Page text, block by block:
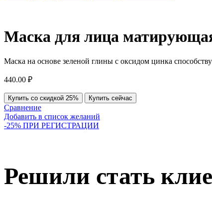
Маска для лица
Маска на основе зеленой глины с оксидом цинка
440.00 ₽
Купить со скидкой 25% Купить сейчас
Сравнение
Добавить в список желаний
-25% ПРИ РЕГИСТРАЦИИ
Решили стать